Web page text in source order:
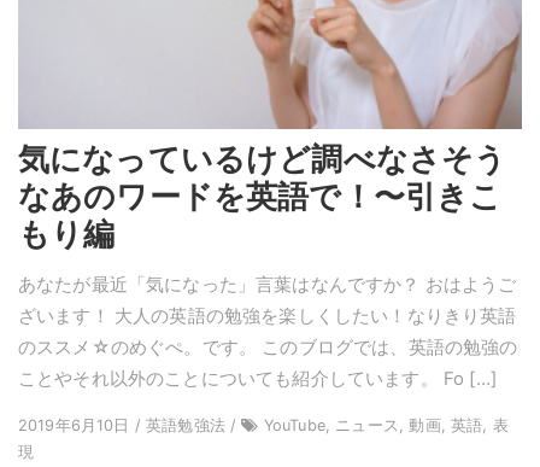
気になっているけど調べなさそう
なあのワードを英語で！〜引きこ
もり編
あなたが最近「気になった」言葉はなんですか？ おはようご
ざいます！ 大人の英語の勉強を楽しくしたい！なりきり英語
のススメ☆のめぐぺ。です。 このブログでは、英語の勉強の
ことやそれ以外のことについても紹介しています。 Fo […]
2019年6月10日 / 英語勉強法 /
YouTube, ニュース, 動画, 英語, 表
現